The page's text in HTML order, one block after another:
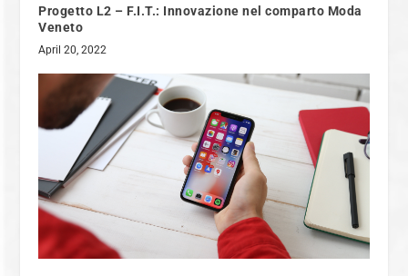
Progetto L2 – F.I.T.: Innovazione nel comparto Moda
Veneto
April 20, 2022